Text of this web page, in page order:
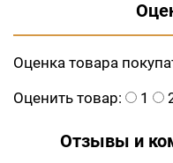
Оценка товара
Оценить товар:
1
Отзывы и